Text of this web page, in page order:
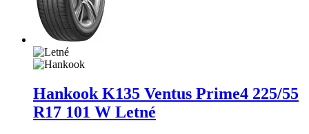
Hankook K135 Ventus Prime4 225/55
R17 101 W Letné